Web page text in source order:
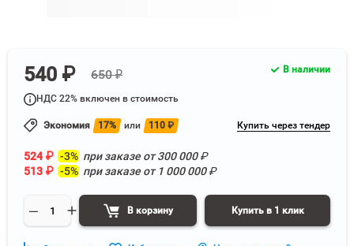
540 ₽ 650 ₽
НДС 22% включен в стоимость
Экономия 17% или 110 ₽ Купить через тендер
524₽ -3% при заказе от300 000₽
513 ₽ -5% при заказе от 1 000 000₽
В корзину Купить в 1 клик
В наличии